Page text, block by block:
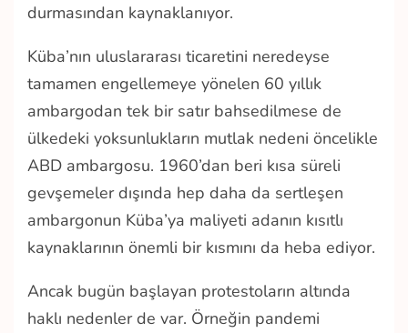
durmasından kaynaklanıyor.
Küba’nın uluslararası ticaretini neredeyse
tamamen engellemeye yönelen 60 yıllık
ambargodan tek bir satır bahsedilmese de
ülkedeki yoksunlukların mutlak nedeni öncelikle
ABD ambargosu. 1960’dan beri kısa süreli
gevşemeler dışında hep daha da sertleşen
ambargonun Küba’ya maliyeti adanın kısıtlı
kaynaklarının önemli bir kısmını da heba ediyor.
Ancak bugün başlayan protestoların altında
haklı nedenler de var. Örneğin pandemi